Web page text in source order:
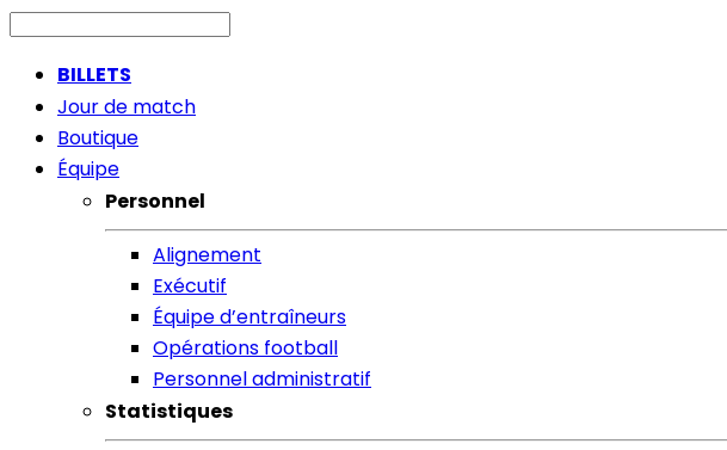
BILLETS
Jour de match
Boutique
Équipe
Personnel
Alignement
Exécutif
Équipe d’entraîneurs
Opérations football
Personnel administratif
Statistiques